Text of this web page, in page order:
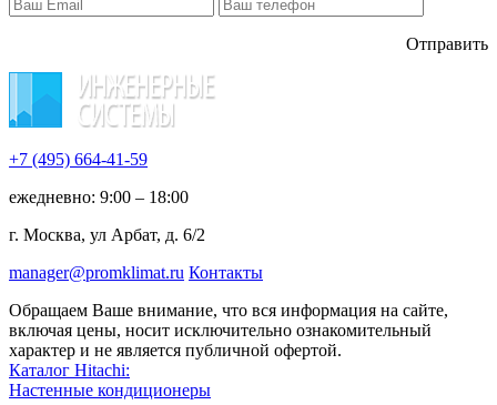
Отправить
+7 (495) 664-41-59
ежедневно: 9:00 – 18:00
г. Москва, ул Арбат, д. 6/2
manager@promklimat.ru Контакты
Обращаем Ваше внимание, что вся информация на сайте,
включая цены, носит исключительно ознакомительный
характер и не является публичной офертой.
Каталог Hitachi:
Настенные кондиционеры